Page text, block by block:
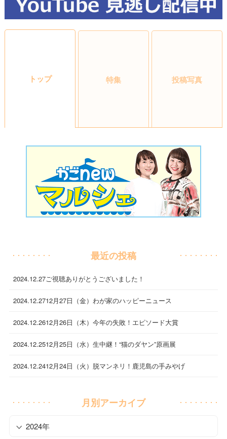
トップ 特集 投稿写真
最近の投稿
2024.12.27ご視聴ありがとうございました！
2024.12.2712月27日（金）わが家のハッピーニュース
2024.12.2612月26日（木）今年の失敗！エピソード大賞
2024.12.2512月25日（水）生中継！“猫のダヤン”原画展
2024.12.2412月24日（火）脱マンネリ！鹿児島の手みやげ
月別アーカイブ
2024年